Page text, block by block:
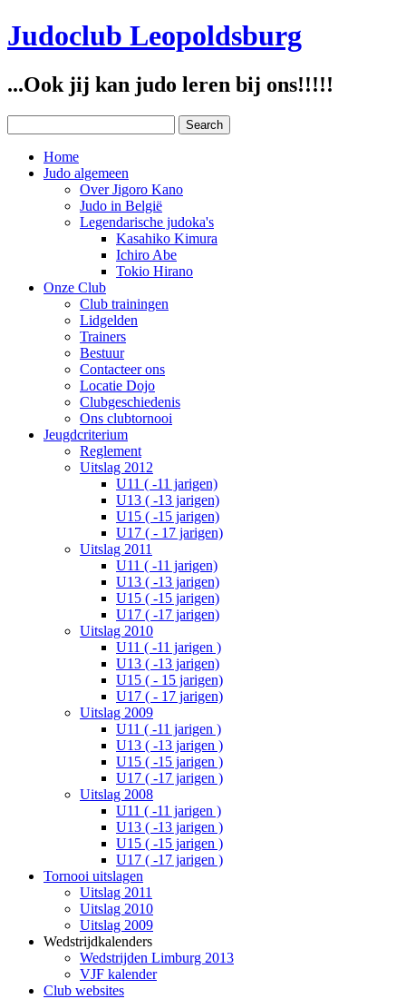
Judoclub Leopoldsburg
...Ook jij kan judo leren bij ons!!!!!
Home
Judo algemeen
Over Jigoro Kano
Judo in België
Legendarische judoka's
Kasahiko Kimura
Ichiro Abe
Tokio Hirano
Onze Club
Club trainingen
Lidgelden
Trainers
Bestuur
Contacteer ons
Locatie Dojo
Clubgeschiedenis
Ons clubtornooi
Jeugdcriterium
Reglement
Uitslag 2012
U11 ( -11 jarigen)
U13 ( -13 jarigen)
U15 ( -15 jarigen)
U17 ( - 17 jarigen)
Uitslag 2011
U11 ( -11 jarigen)
U13 ( -13 jarigen)
U15 ( -15 jarigen)
U17 ( -17 jarigen)
Uitslag 2010
U11 ( -11 jarigen )
U13 ( -13 jarigen)
U15 ( - 15 jarigen)
U17 ( - 17 jarigen)
Uitslag 2009
U11 ( -11 jarigen )
U13 ( -13 jarigen )
U15 ( -15 jarigen )
U17 ( -17 jarigen )
Uitslag 2008
U11 ( -11 jarigen )
U13 ( -13 jarigen )
U15 ( -15 jarigen )
U17 ( -17 jarigen )
Tornooi uitslagen
Uitslag 2011
Uitslag 2010
Uitslag 2009
Wedstrijdkalenders
Wedstrijden Limburg 2013
VJF kalender
Club websites